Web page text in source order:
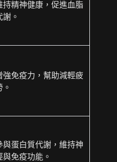
持精神健康，促進血脂
謝。
強免疫力，幫助減輕疲
。
與蛋白質代謝，維持神
與免疫功能。